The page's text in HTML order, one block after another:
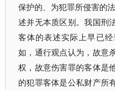
保护的、为犯罪所侵害的
述并无本质区别。我国刑
客体的表述实际上早已
如，通行观点认为，故意
权，故意伤害罪的客体是
的犯罪客体是公私财产所